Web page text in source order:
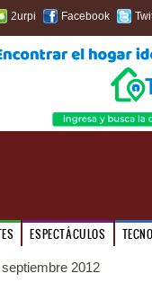
2urpi Facebook
ESPECTÁCULOS
2012